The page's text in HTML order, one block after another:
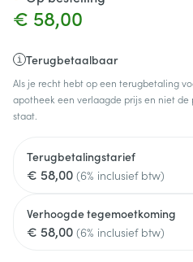
€ 58,00
Terugbetaalbaar
Als je recht hebt op een terugbetaling
apotheek een verlaagde prijs en niet
staat.
Terugbetalingstarief
€ 58,00 (6% inclusief btw)
Verhoogde tegemoetkoming
€ 58,00 (6% inclusief btw)